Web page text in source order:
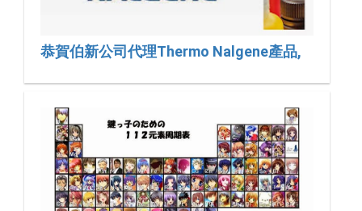
恭賀伯新公司代理Thermo Nalgene產品,